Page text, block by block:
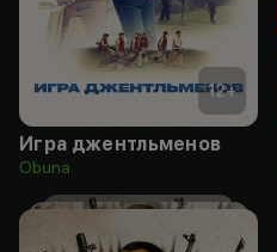
12+
Игра джентльменов
Obuna